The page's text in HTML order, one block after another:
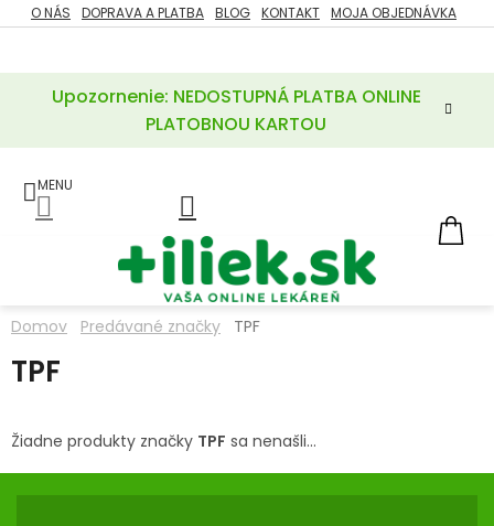
Prejsť
na
Upozornenie: NEDOSTUPNÁ PLATBA ONLINE
PLATOBNOU KARTOU
O NÁS DOPRAVA A PLATBA BLOG KONTAKT MOJA OBJEDNÁVKA
ZĽAVY
POTREBY
A
LIEKY
A
MINERÁLY
KOZMETIKA
TRÁVENIE
Domov Predávané značky TPF
TPF
Žiadne produkty značky TPF sa nenašli...